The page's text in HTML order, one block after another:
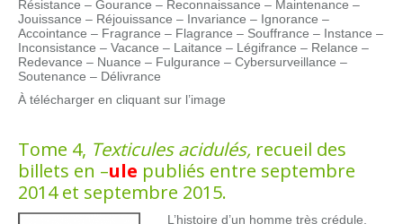
Résistance – Gourance – Reconnaissance – Maintenance –
Jouissance – Réjouissance – Invariance – Ignorance –
Accointance – Fragrance – Flagrance – Souffrance – Instance –
Inconsistance – Vacance – Laitance – Légifrance – Relance –
Redevance – Nuance – Fulgurance – Cybersurveillance –
Soutenance – Délivrance
À télécharger en cliquant sur l’image
Tome 4, Texticules acidulés, recueil des
billets en –ule publiés entre septembre
2014 et septembre 2015.
L’histoire d’un homme très crédule,